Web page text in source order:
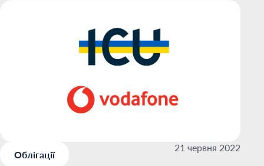
Облігації
21 червня 2022